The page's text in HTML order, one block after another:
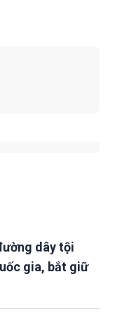
dây tội
gia, bắt giữ